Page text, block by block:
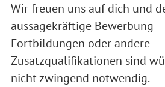
Wir freuen uns auf dich und
aussagekräftige Bewerbung
Fortbildungen oder andere
Zusatzqualifikationen sind
nicht zwingend notwendig.